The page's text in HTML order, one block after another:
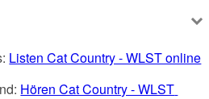
Listen Cat Country - WLST online
Hören Cat Country - WLST